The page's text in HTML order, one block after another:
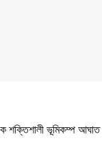
এক শক্তিশালী ভূমিকম্প